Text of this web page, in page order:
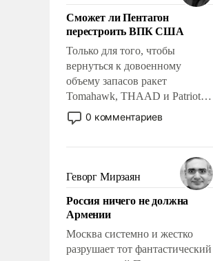
Сможет ли Пентагон
перестроить ВПК США
Только для того, чтобы
вернуться к довоенному
объему запасов ракет
Tomahawk, THAAD и Patriot
США потребуется более трех
лет. Даже небольшая война с
Сложившаяся ситуация
означает многолетний период
уязвимости США, например,
перед Китаем.
0 комментариев
Геворг Мирзаян
Россия ничего не должна
Армении
Москва системно и жестко
разрушает тот фантастический